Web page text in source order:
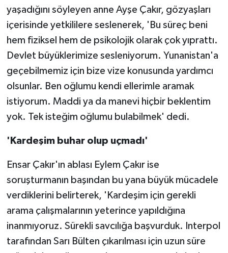
yaşadığını söyleyen anne Ayşe Çakır, gözyaşları
içerisinde yetkililere seslenerek, 'Bu süreç beni
hem fiziksel hem de psikolojik olarak çok yıprattı.
Devlet büyüklerimize sesleniyorum. Yunanistan'a
geçebilmemiz için bize vize konusunda yardımcı
olsunlar. Ben oğlumu kendi ellerimle aramak
istiyorum. Maddi ya da manevi hiçbir beklentim
yok. Tek isteğim oğlumu bulabilmek' dedi.
'Kardeşim buhar olup uçmadı'
Ensar Çakır'ın ablası Eylem Çakır ise
soruşturmanın başından bu yana büyük mücadele
verdiklerini belirterek, 'Kardeşim için gerekli
arama çalışmalarının yeterince yapıldığına
inanmıyoruz. Sürekli savcılığa başvurduk. Interpol
tarafından Sarı Bülten çıkarılması için uzun süre